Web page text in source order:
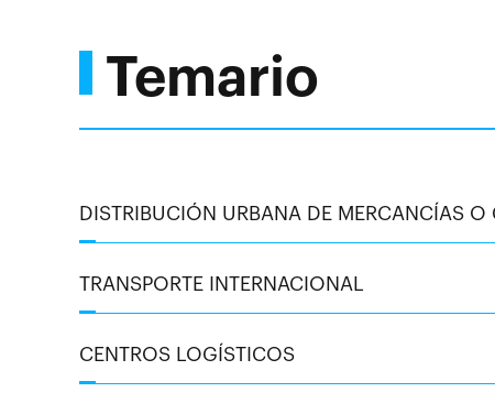
Temario
DISTRIBUCIÓN URBANA DE MERCANCÍAS O
TRANSPORTE INTERNACIONAL
CENTROS LOGÍSTICOS